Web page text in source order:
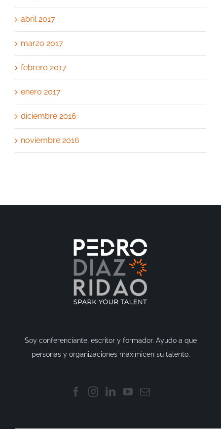
abril 2017
marzo 2017
febrero 2017
enero 2017
diciembre 2016
noviembre 2016
Soy conferenciante, escritor y formador. Ayudo a que
personas y organizaciones maximicen su talento.